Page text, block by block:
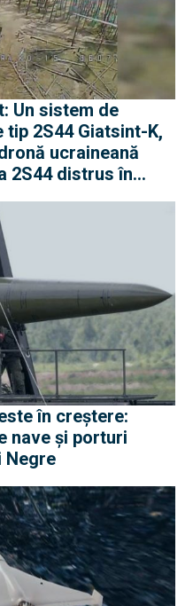
Un sistem de
tip 2S44 Giatsint-K,
ucraineană
2S44 distrus în
în creștere:
nave și porturi
Negre